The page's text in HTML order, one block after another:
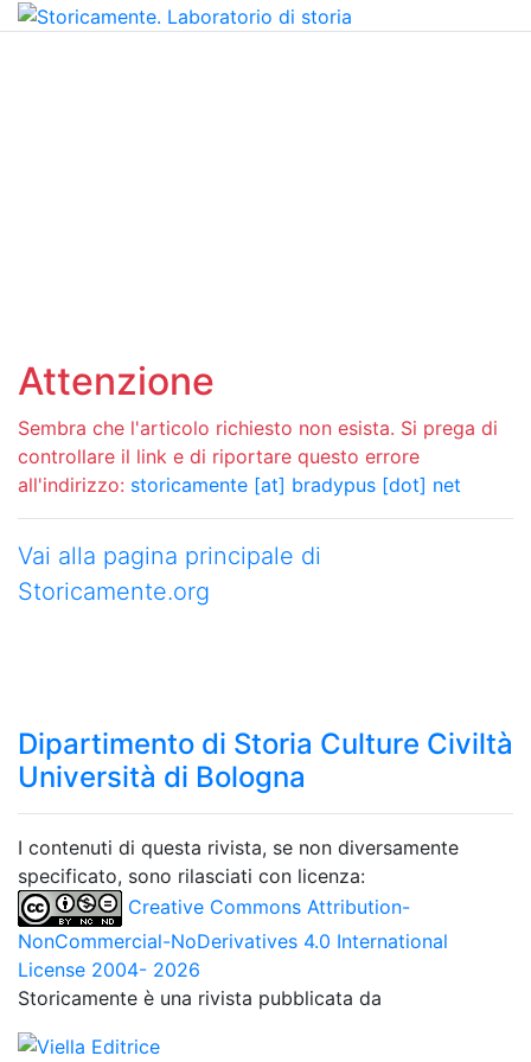
Attenzione
Sembra che l'articolo richiesto non esista. Si prega di
controllare il link e di riportare questo errore
all'indirizzo: storicamente [at] bradypus [dot] net
Vai alla pagina principale di
Storicamente.org
Dipartimento di Storia Culture Civiltà
Università di Bologna
I contenuti di questa rivista, se non diversamente
specificato, sono rilasciati con licenza:
Creative Commons Attribution-
NonCommercial-NoDerivatives 4.0 International
License 2004- 2026
Storicamente è una rivista pubblicata da